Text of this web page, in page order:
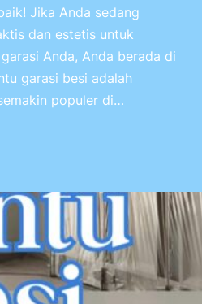
Jika Anda sedang
dan estetis untuk
Anda, Anda berada di
garasi besi adalah
populer di…